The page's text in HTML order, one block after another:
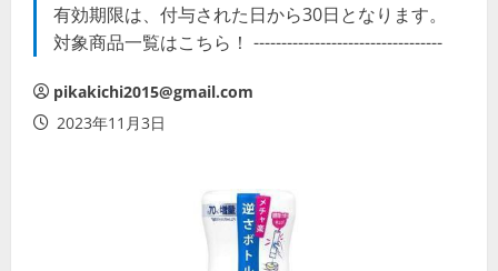
有効期限は、付与された日から30日となります。
対象商品一覧はこちら！ ----------------------------------
pikakichi2015@gmail.com
2023年11月3日